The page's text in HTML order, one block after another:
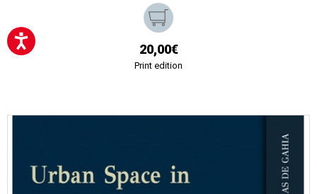
20,00€
Print edition